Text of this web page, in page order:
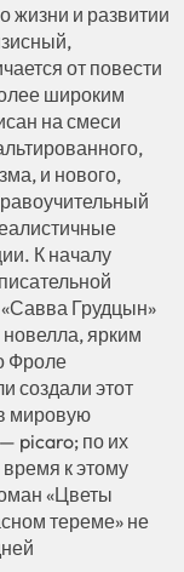
жизни и развитии
от повести
широким
на смеси
и нового,
К началу
Грудцын»
ярким
Фроле
создали этот
мировую
picaro; по их
к этому
«Цветы
тереме» не